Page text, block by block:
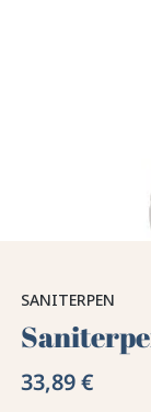
SANITERPEN
33,89 €